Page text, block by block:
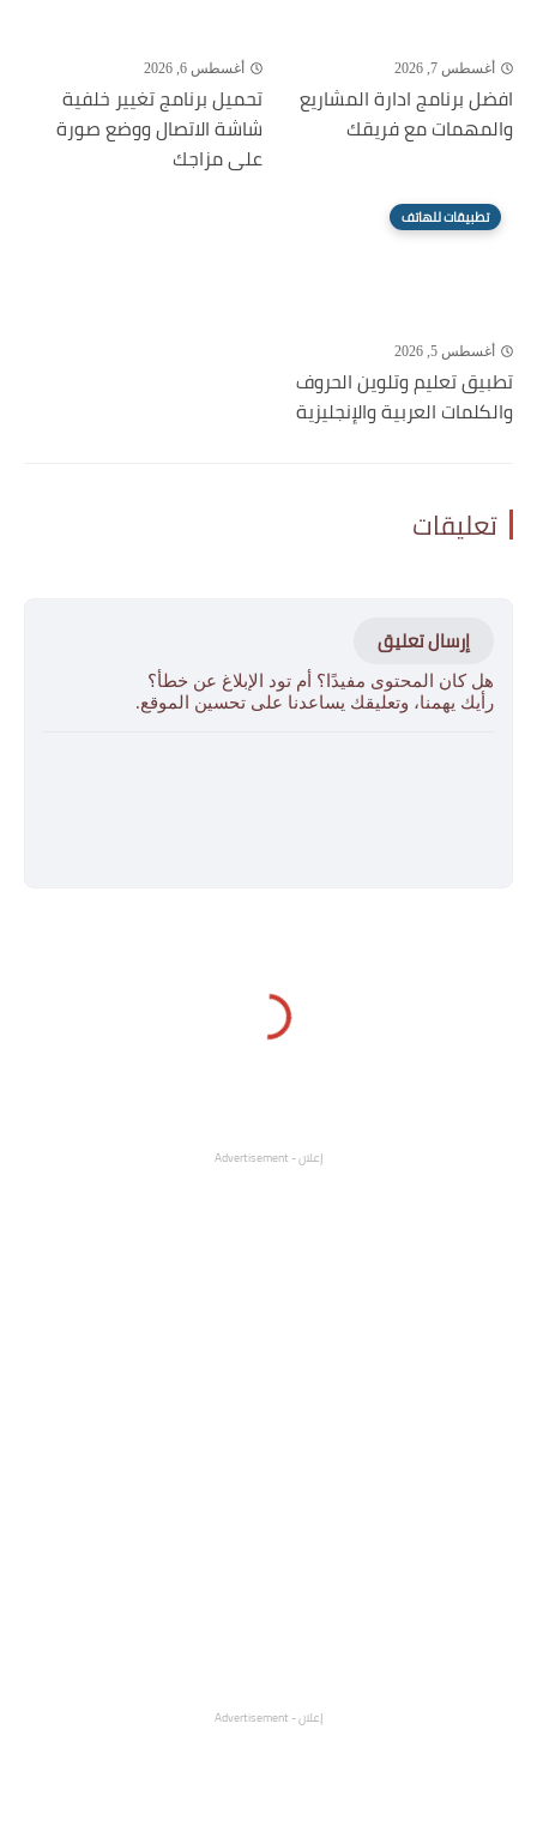
أغسطس 7, 2026
افضل برنامج ادارة المشاريع
والمهمات مع فريقك
أغسطس 6, 2026
تحميل برنامج تغيير خلفية
شاشة الاتصال ووضع صورة
على مزاجك
تطبيقات للهاتف
أغسطس 5, 2026
تطبيق تعليم وتلوين الحروف
والكلمات العربية والإنجليزية
تعليقات
إرسال تعليق
هل كان المحتوى مفيدًا؟ أم تود الإبلاغ عن خطأ؟
رأيك يهمنا، وتعليقك يساعدنا على تحسين الموقع.
إعلان - Advertisement
إعلان - Advertisement